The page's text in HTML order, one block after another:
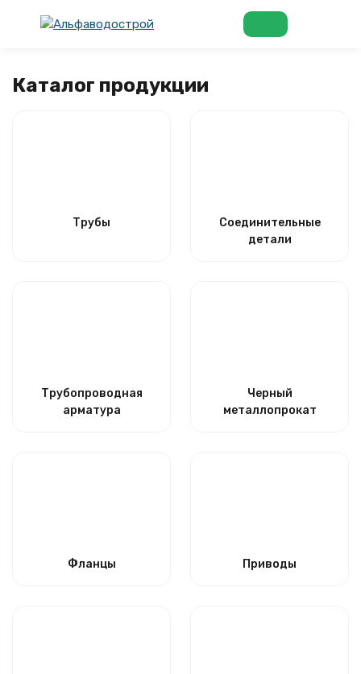
Каталог продукции
Трубы
Соединительные
детали
Трубопроводная
арматура
Черный
металлопрокат
Фланцы Приводы